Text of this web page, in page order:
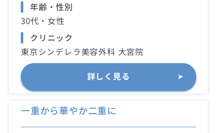
年齢・性別
30代・女性
クリニック
東京シンデレラ美容外科 大宮院
詳しく見る
一重から華やか二重に